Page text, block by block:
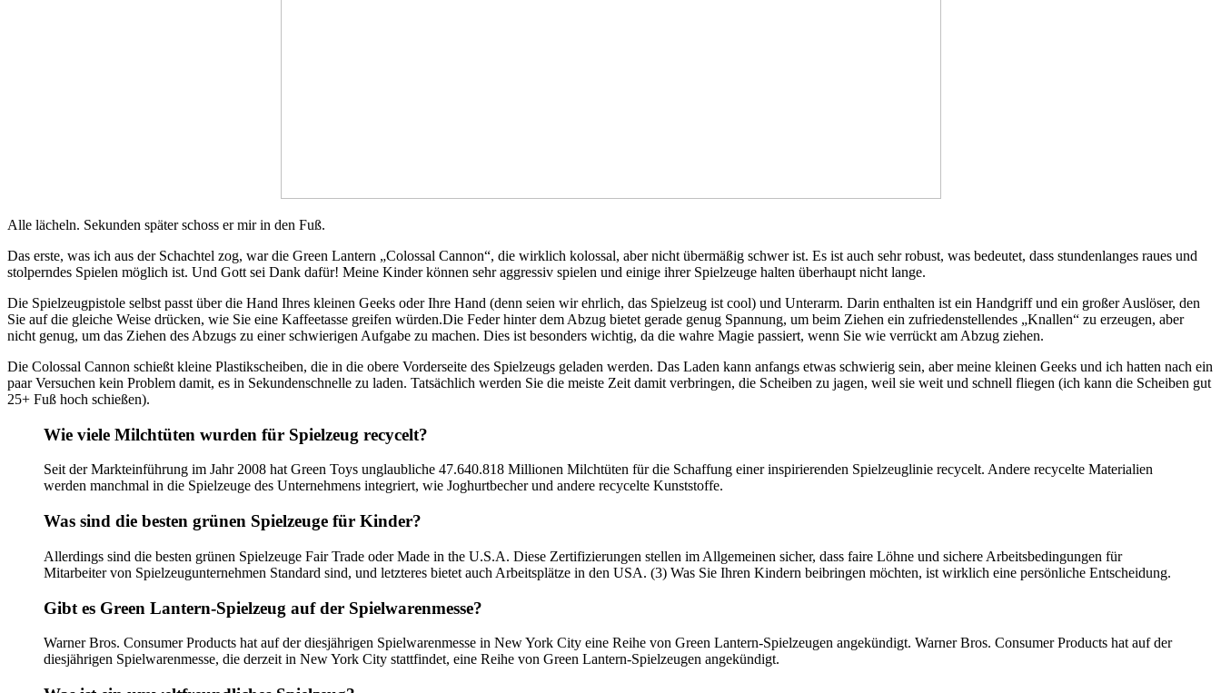
Alle lächeln. Sekunden später schoss er mir in den Fuß.
Das erste, was ich aus der Schachtel zog, war die Green Lantern „Colossal Cannon“, die wirklich kolossal, aber nicht übermäßig schwer ist. Es ist auch sehr robust, was bedeutet, dass stundenlanges raues und
stolperndes Spielen möglich ist. Und Gott sei Dank dafür! Meine Kinder können sehr aggressiv spielen und einige ihrer Spielzeuge halten überhaupt nicht lange.
Die Spielzeugpistole selbst passt über die Hand Ihres kleinen Geeks oder Ihre Hand (denn seien wir ehrlich, das Spielzeug ist cool) und Unterarm. Darin enthalten ist ein Handgriff und ein großer Auslöser, den
Sie auf die gleiche Weise drücken, wie Sie eine Kaffeetasse greifen würden.Die Feder hinter dem Abzug bietet gerade genug Spannung, um beim Ziehen ein zufriedenstellendes „Knallen“ zu erzeugen, aber
nicht genug, um das Ziehen des Abzugs zu einer schwierigen Aufgabe zu machen. Dies ist besonders wichtig, da die wahre Magie passiert, wenn Sie wie verrückt am Abzug ziehen.
Die Colossal Cannon schießt kleine Plastikscheiben, die in die obere Vorderseite des Spielzeugs geladen werden. Das Laden kann anfangs etwas schwierig sein, aber meine kleinen Geeks und ich hatten nach ein
paar Versuchen kein Problem damit, es in Sekundenschnelle zu laden. Tatsächlich werden Sie die meiste Zeit damit verbringen, die Scheiben zu jagen, weil sie weit und schnell fliegen (ich kann die Scheiben gut
25+ Fuß hoch schießen).
Wie viele Milchtüten wurden für Spielzeug recycelt?
Seit der Markteinführung im Jahr 2008 hat Green Toys unglaubliche 47.640.818 Millionen Milchtüten für die Schaffung einer inspirierenden Spielzeuglinie recycelt. Andere recycelte Materialien
werden manchmal in die Spielzeuge des Unternehmens integriert, wie Joghurtbecher und andere recycelte Kunststoffe.
Was sind die besten grünen Spielzeuge für Kinder?
Allerdings sind die besten grünen Spielzeuge Fair Trade oder Made in the U.S.A. Diese Zertifizierungen stellen im Allgemeinen sicher, dass faire Löhne und sichere Arbeitsbedingungen für
Mitarbeiter von Spielzeugunternehmen Standard sind, und letzteres bietet auch Arbeitsplätze in den USA. (3) Was Sie Ihren Kindern beibringen möchten, ist wirklich eine persönliche Entscheidung.
Gibt es Green Lantern-Spielzeug auf der Spielwarenmesse?
Warner Bros. Consumer Products hat auf der diesjährigen Spielwarenmesse in New York City eine Reihe von Green Lantern-Spielzeugen angekündigt. Warner Bros. Consumer Products hat auf der
diesjährigen Spielwarenmesse, die derzeit in New York City stattfindet, eine Reihe von Green Lantern-Spielzeugen angekündigt.